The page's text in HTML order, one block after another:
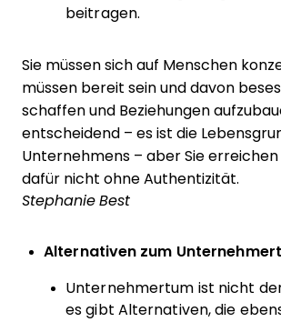
beitragen.
Sie müssen sich auf Menschen
müssen bereit sein und davon
schaffen und Beziehungen
entscheidend – es ist die
Unternehmens – aber Sie erreichen
dafür nicht ohne Authentizität.
Stephanie Best
Alternativen zum
Unternehmertum ist nicht
es gibt Alternativen, die